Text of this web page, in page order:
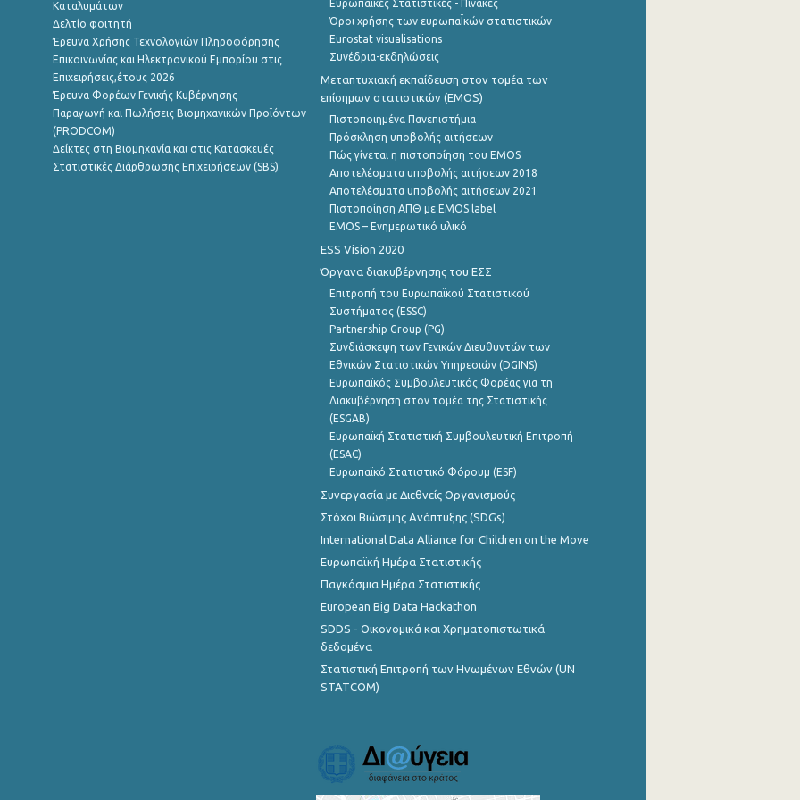
Καταλυμάτων
Δελτίο φοιτητή
Έρευνα Χρήσης Τεχνολογιών Πληροφόρησης
Επικοινωνίας και Ηλεκτρονικού Εμπορίου στις
Επιχειρήσεις,έτους 2026
Έρευνα Φορέων Γενικής Κυβέρνησης
Παραγωγή και Πωλήσεις Βιομηχανικών Προϊόντων
(PRODCOM)
Δείκτες στη Βιομηχανία και στις Κατασκευές
Στατιστικές Διάρθρωσης Επιχειρήσεων (SBS)
Ευρωπαϊκές Στατιστικές - Πίνακες
Όροι χρήσης των ευρωπαΪκών στατιστικών
Eurostat visualisations
Συνέδρια-εκδηλώσεις
Μεταπτυχιακή εκπαίδευση στον τομέα των
επίσημων στατιστικών (EMOS)
Πιστοποιημένα Πανεπιστήμια
Πρόσκληση υποβολής αιτήσεων
Πώς γίνεται η πιστοποίηση του EMOS
Αποτελέσματα υποβολής αιτήσεων 2018
Αποτελέσματα υποβολής αιτήσεων 2021
Πιστοποίηση ΑΠΘ με EMOS label
EMOS – Ενημερωτικό υλικό
ESS Vision 2020
Όργανα διακυβέρνησης του ΕΣΣ
Επιτροπή του Ευρωπαϊκού Στατιστικού
Συστήματος (ESSC)
Partnership Group (PG)
Συνδιάσκεψη των Γενικών Διευθυντών των
Εθνικών Στατιστικών Υπηρεσιών (DGINS)
Ευρωπαϊκός Συμβουλευτικός Φορέας για τη
Διακυβέρνηση στον τομέα της Στατιστικής
(ESGAB)
Ευρωπαϊκή Στατιστική Συμβουλευτική Επιτροπή
(ESAC)
Ευρωπαϊκό Στατιστικό Φόρουμ (ESF)
Συνεργασία με Διεθνείς Οργανισμούς
Στόχοι Βιώσιμης Ανάπτυξης (SDGs)
International Data Alliance for Children on the Move
Ευρωπαϊκή Ημέρα Στατιστικής
Παγκόσμια Ημέρα Στατιστικής
European Big Data Hackathon
SDDS - Οικονομικά και Χρηματοπιστωτικά
δεδομένα
Στατιστική Επιτροπή των Ηνωμένων Εθνών (UN
STATCOM)